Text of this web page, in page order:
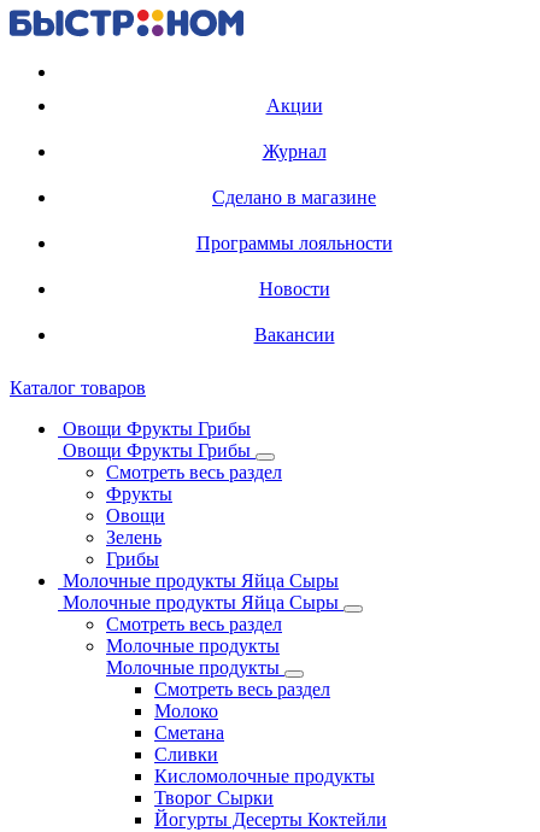
Акции
Журнал
Сделано в магазине
Программы лояльности
Новости
Вакансии
Каталог товаров
Овощи Фрукты Грибы
Овощи Фрукты Грибы
Смотреть весь раздел
Фрукты
Овощи
Зелень
Грибы
Молочные продукты Яйца Сыры
Молочные продукты Яйца Сыры
Смотреть весь раздел
Молочные продукты
Молочные продукты
Смотреть весь раздел
Молоко
Сметана
Сливки
Кисломолочные продукты
Творог Сырки
Йогурты Десерты Коктейли